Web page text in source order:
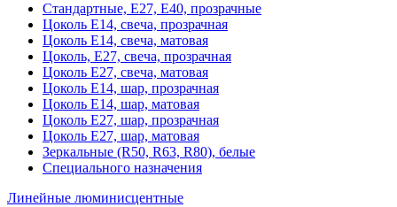
Стандартные, Е27, Е40, прозрачные
Цоколь Е14, свеча, прозрачная
Цоколь Е14, свеча, матовая
Цоколь, Е27, свеча, прозрачная
Цоколь Е27, свеча, матовая
Цоколь Е14, шар, прозрачная
Цоколь Е14, шар, матовая
Цоколь Е27, шар, прозрачная
Цоколь Е27, шар, матовая
Зеркальные (R50, R63, R80), белые
Специального назначения
Линейные люминисцентные